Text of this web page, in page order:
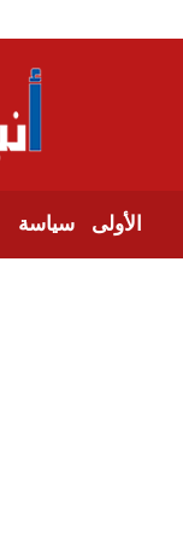
الأولى سياسة